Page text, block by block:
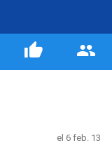
el 6 feb. 13